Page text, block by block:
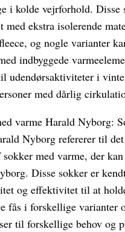
i kolde vejrforhold. Disse
med ekstra isolerende
og nogle varianter
indbyggede
udendørsaktiviteter i
med dårlig
varme Harald Nyborg:
Nyborg refererer til
med varme, der kan
Disse sokker er
og effektivitet til at
fås i forskellige varianter
til forskellige behov og